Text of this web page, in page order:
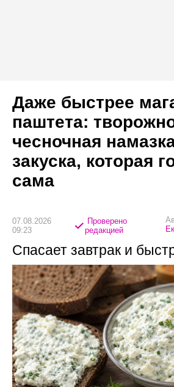
Даже быстрее
паштета:
чесночная
закуска, которая
сама
07.08.2026
09:23
Проверено
редакцией
Спасает завтрак и